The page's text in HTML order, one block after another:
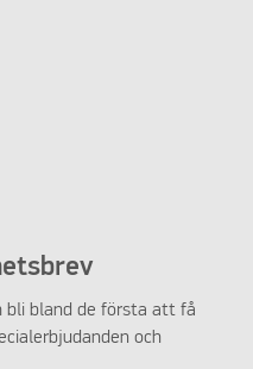
bli bland de första att få
och